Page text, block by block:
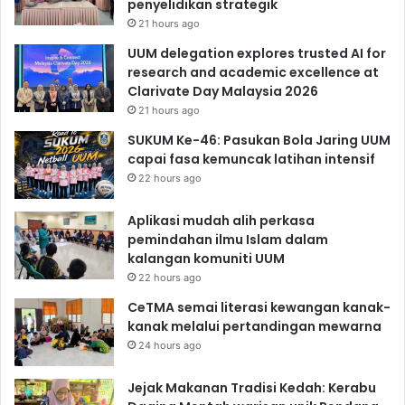
penyelidikan strategik
21 hours ago
UUM delegation explores trusted AI for
research and academic excellence at
Clarivate Day Malaysia 2026
21 hours ago
SUKUM Ke-46: Pasukan Bola Jaring UUM
capai fasa kemuncak latihan intensif
22 hours ago
Aplikasi mudah alih perkasa
pemindahan ilmu Islam dalam
kalangan komuniti UUM
22 hours ago
CeTMA semai literasi kewangan kanak-
kanak melalui pertandingan mewarna
24 hours ago
Jejak Makanan Tradisi Kedah: Kerabu